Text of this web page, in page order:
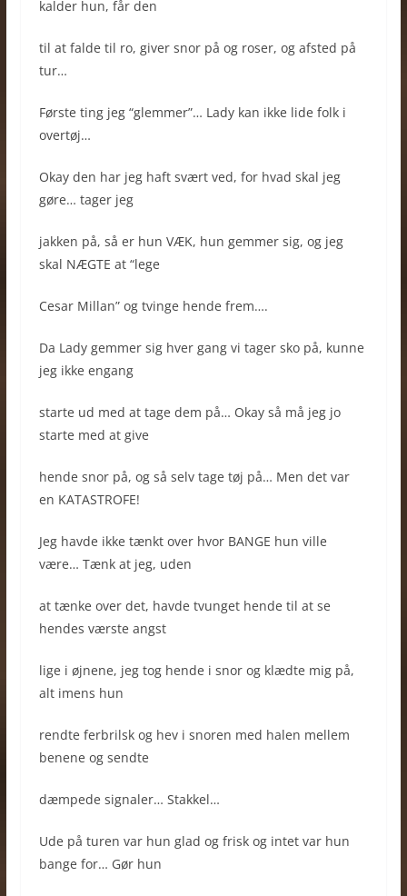
kalder hun, får den
til at falde til ro, giver snor på og roser, og afsted på
tur…
Første ting jeg “glemmer”… Lady kan ikke lide folk i
overtøj…
Okay den har jeg haft svært ved, for hvad skal jeg
gøre… tager jeg
jakken på, så er hun VÆK, hun gemmer sig, og jeg
skal NÆGTE at “lege
Cesar Millan” og tvinge hende frem….
Da Lady gemmer sig hver gang vi tager sko på, kunne
jeg ikke engang
starte ud med at tage dem på… Okay så må jeg jo
starte med at give
hende snor på, og så selv tage tøj på… Men det var
en KATASTROFE!
Jeg havde ikke tænkt over hvor BANGE hun ville
være… Tænk at jeg, uden
at tænke over det, havde tvunget hende til at se
hendes værste angst
lige i øjnene, jeg tog hende i snor og klædte mig på,
alt imens hun
rendte ferbrilsk og hev i snoren med halen mellem
benene og sendte
dæmpede signaler… Stakkel…
Ude på turen var hun glad og frisk og intet var hun
bange for… Gør hun